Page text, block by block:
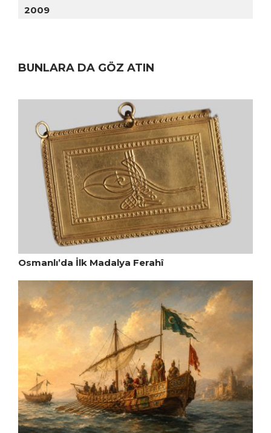
2009
BUNLARA DA GÖZ ATIN
Osmanlı’da İlk Madalya Ferahî